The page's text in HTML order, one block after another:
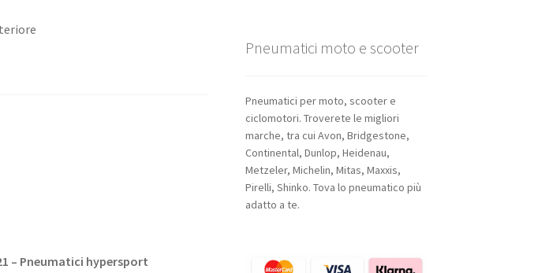
– Pneumatici hypersport
Pneumatici moto e scooter
Pneumatici per moto, scooter e
ciclomotori. Troverete le migliori
marche, tra cui Avon, Bridgestone,
Continental, Dunlop, Heidenau,
Metzeler, Michelin, Mitas, Maxxis,
Pirelli, Shinko. Tova lo pneumatico più
adatto a te.